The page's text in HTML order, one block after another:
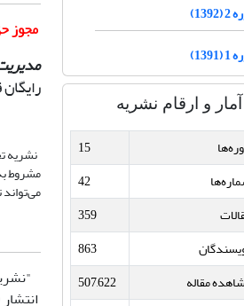
آمار و ارقام نشریه
15
42
359
863
مقاله
507,622
مجوز
نشریه
مشروط